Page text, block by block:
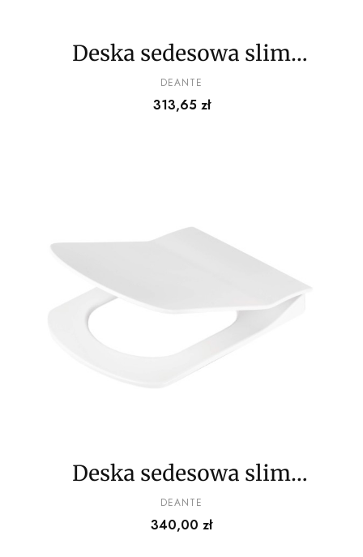
Deska sedesowa slim
wolnoopadająca
PRODUCENT
DEANTE
Cena
313,65 zł
Deska sedesowa slim
wolnoopadająca
PRODUCENT
DEANTE
Cena
340,00 zł